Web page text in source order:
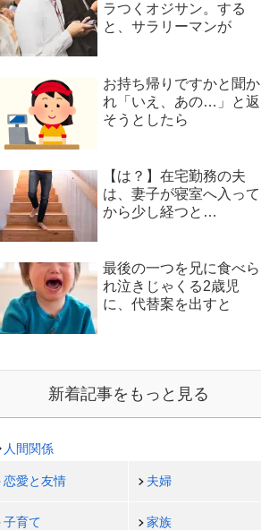
ラつくオジサン。する
と、サラリーマンが
お持ち帰りですかと聞か
れ「いえ、あの…」と返
そうとしたら
【は？】在宅勤務の夫
は、妻子が寝室へ入って
から少し経つと…
最後の一つを兄に食べら
れ泣きじゃくる2歳児
に、代替案を出すと
新着記事をもっと見る
人間関係
恋愛と友情 夫婦
子育て 家族